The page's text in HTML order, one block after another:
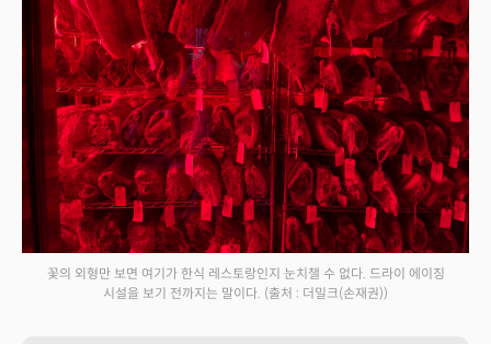
꽃의 외형만 보면 여기가 한식 레스토랑인지 눈치챌 수 없다. 드라이 에이징
시설을 보기 전까지는 말이다. (출처 : 더밀크(손재권))